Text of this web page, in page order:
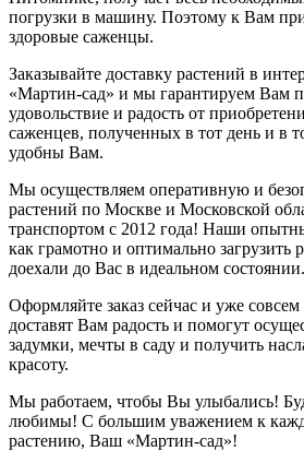
погрузки в машину. Поэтому к Вам
здоровые саженцы.
Заказывайте доставку растений в
«Мартин-сад» и мы гарантируем Вам
удовольствие и радость от
саженцев, полученных в тот день и в
удобны Вам.
Мы осуществляем оперативную и
растений по Москве и Московской
транспортом с 2012 года! Наши
как грамотно и оптимально загрузить
доехали до Вас в идеальном состоянии.
Оформляйте заказ сейчас и уже
доставят Вам радость и помогут
задумки, мечты в саду и получить
красоту.
Мы работаем, чтобы Вы улыбались!
любимы! С большим уважением к
растению, Ваш «Мартин-сад»!